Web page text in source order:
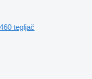
tegljač